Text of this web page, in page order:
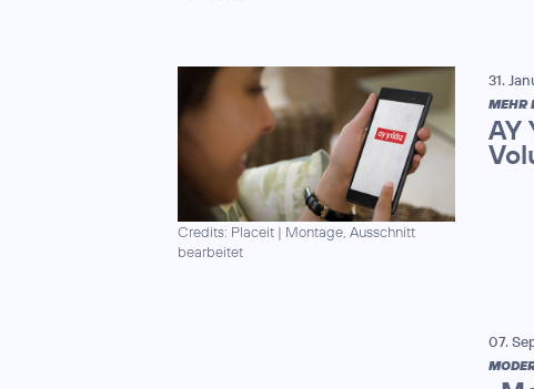
Credits: Placeit | Montage, Ausschnitt
bearbeitet
31.
MEHR
AY
07.